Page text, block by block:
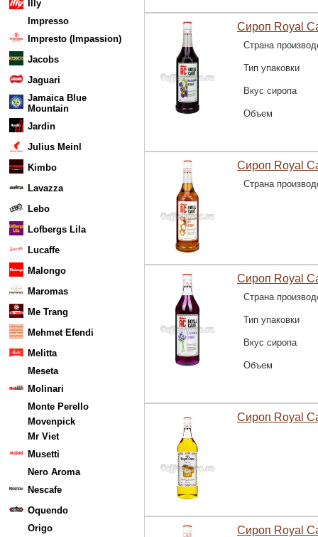
Illy
Impresso
Impresto (Impassion)
Jacobs
Jaguari
Jamaica Blue
Mountain
Jardin
Julius Meinl
Kimbo
Lavazza
Lebo
Lofbergs Lila
Lucaffe
Malongo
Maromas
Me Trang
Mehmet Efendi
Melitta
Meseta
Molinari
Monte Perello
Movenpick
Mr Viet
Musetti
Nero Aroma
Nescafe
Oquendo
Origo
Сироп Royal
Страна
Тип упаковки
Вкус сиропа
Объем
Сироп Royal
Страна
Сироп Royal
Страна
Тип упаковки
Вкус сиропа
Объем
Сироп Royal
Сироп Royal